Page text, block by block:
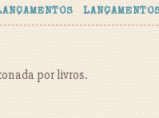
por livros.